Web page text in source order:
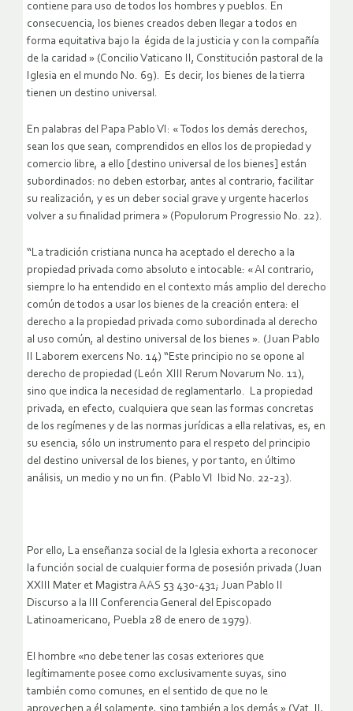
contiene para uso de todos los hombres y pueblos. En
consecuencia, los bienes creados deben llegar a todos en
forma equitativa bajo la égida de la justicia y con la compañía
de la caridad » (Concilio Vaticano II, Constitución pastoral de la
Iglesia en el mundo No. 69). Es decir, los bienes de la tierra
tienen un destino universal.
En palabras del Papa Pablo VI: « Todos los demás derechos,
sean los que sean, comprendidos en ellos los de propiedad y
comercio libre, a ello [destino universal de los bienes] están
subordinados: no deben estorbar, antes al contrario, facilitar
su realización, y es un deber social grave y urgente hacerlos
volver a su finalidad primera » (Populorum Progressio No. 22).
“La tradición cristiana nunca ha aceptado el derecho a la
propiedad privada como absoluto e intocable: « Al contrario,
siempre lo ha entendido en el contexto más amplio del derecho
común de todos a usar los bienes de la creación entera: el
derecho a la propiedad privada como subordinada al derecho
al uso común, al destino universal de los bienes ». (Juan Pablo
II Laborem exercens No. 14) “Este principio no se opone al
derecho de propiedad (León XIII Rerum Novarum No. 11),
sino que indica la necesidad de reglamentarlo. La propiedad
privada, en efecto, cualquiera que sean las formas concretas
de los regímenes y de las normas jurídicas a ella relativas, es, en
su esencia, sólo un instrumento para el respeto del principio
del destino universal de los bienes, y por tanto, en último
análisis, un medio y no un fin. (Pablo VI Ibid No. 22-23).
Por ello, La enseñanza social de la Iglesia exhorta a reconocer
la función social de cualquier forma de posesión privada (Juan
XXIII Mater et Magistra AAS 53 430-431; Juan Pablo II
Discurso a la III Conferencia General del Episcopado
Latinoamericano, Puebla 28 de enero de 1979).
El hombre «no debe tener las cosas exteriores que
legítimamente posee como exclusivamente suyas, sino
también como comunes, en el sentido de que no le